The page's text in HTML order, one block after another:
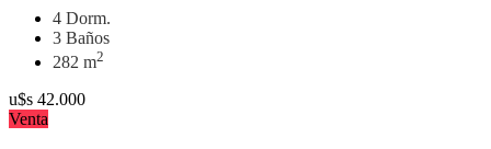
4 Dorm.
3 Baños
282 m2
u$s 42.000
Venta